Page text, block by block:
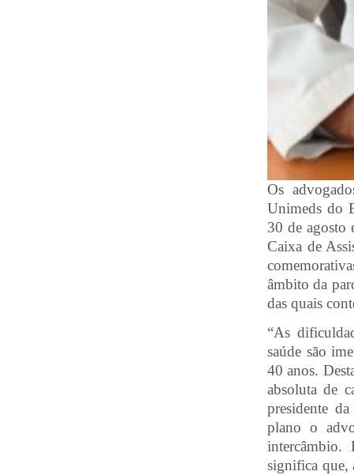
Os
Unimeds do
30 de agosto
Caixa de
âmbito da
das quais
“As
saúde são
40 anos.
absoluta de
presidente
plano o
intercâmbio.
significa que,